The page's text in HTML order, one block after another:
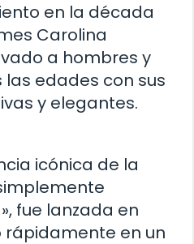
en la década
Carolina
a hombres y
edades con sus
y elegantes.
icónica de la
fue lanzada en
rápidamente en un